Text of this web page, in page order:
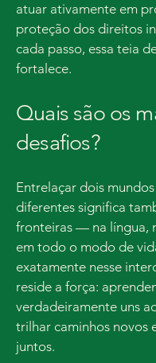
atuar ativamente em
proteção dos direitos
cada passo, essa teia
fortalece.
Quais são os
desafios?
Entrelaçar dois
diferentes significa
fronteiras — na língua,
em todo o modo de
exatamente nesse
reside a força:
verdadeiramente uns
trilhar caminhos novos
juntos.